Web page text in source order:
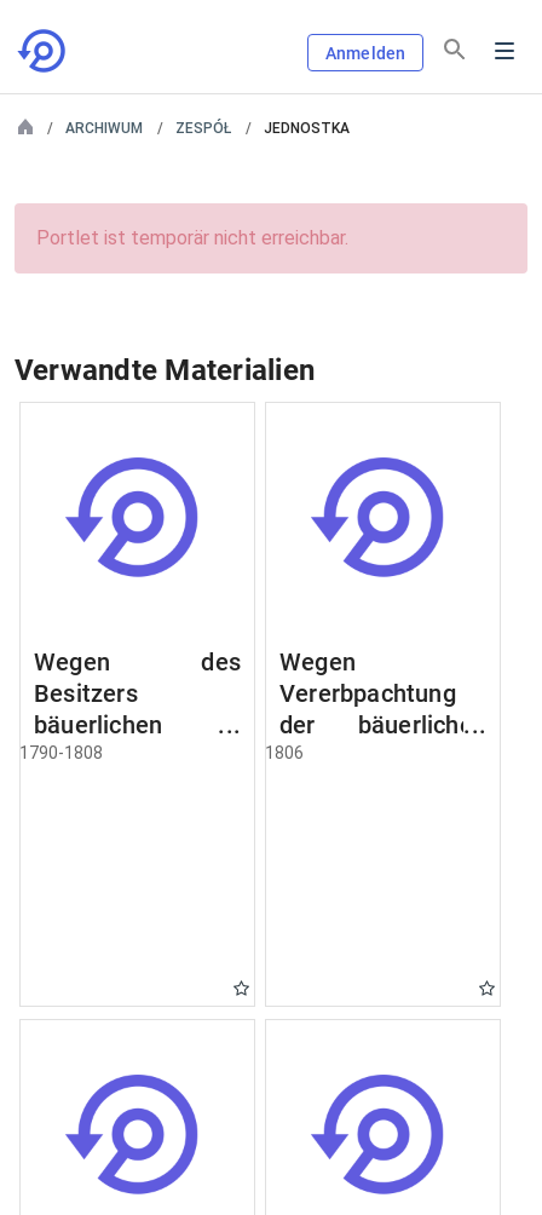
Anmelden
ARCHIWUM ZESPÓŁ JEDNOSTKA
Portlet ist temporär nicht erreichbar.
Verwandte Materialien
Wegen des
Besitzers
bäuerlichen
Grundstücke, den
1790-1808
Wegen
Vererbpachtung
der bäuerlichen
Grundstücke und
1806